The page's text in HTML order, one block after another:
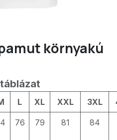
környakú
L XL XXL 3XL
76 79 81 84